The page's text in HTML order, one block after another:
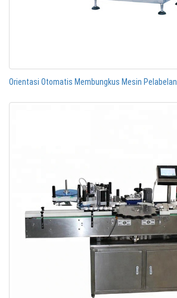
Orientasi Otomatis Membungkus Mesin Pelabelan